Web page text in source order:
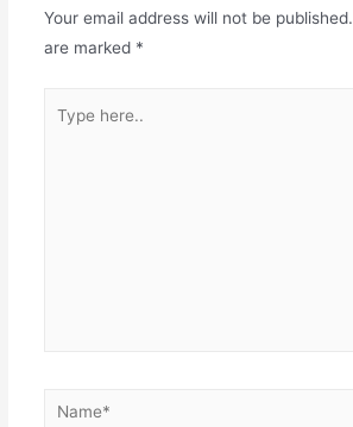
Your email address will not be published.
are marked *